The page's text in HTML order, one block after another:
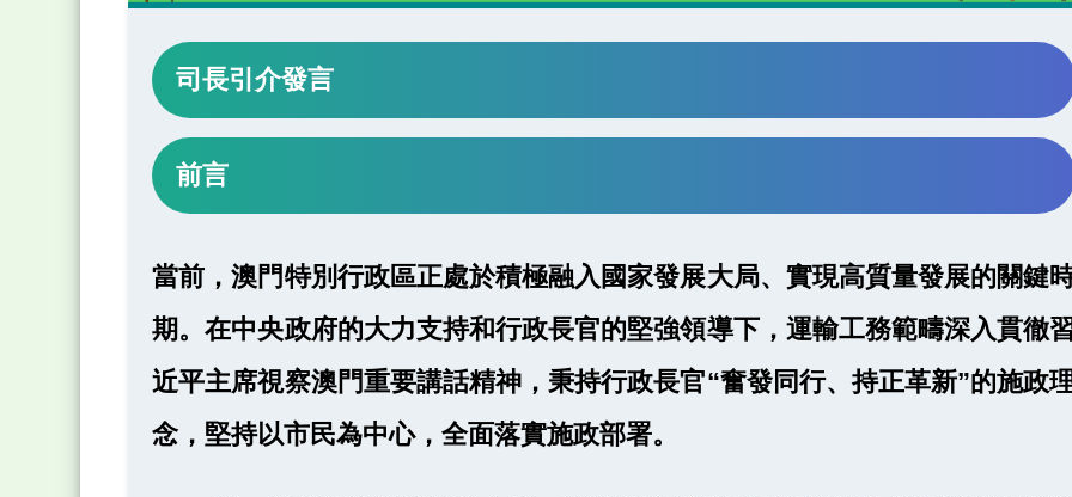
司長引介發言
前言
當前，澳門特別行政區正處於積極融入國家發展大局、實現高質量發展的關鍵
期。在中央政府的大力支持和行政長官的堅強領導下，運輸工務範疇深入貫徹
近平主席視察澳門重要講話精神，秉持行政長官“奮發同行、持正革新”的施政
念，堅持以市民為中心，全面落實施政部署。